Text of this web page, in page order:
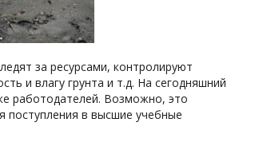
за ресурсами, контролируют
и влагу грунта и т.д. На сегодняшний
работодателей. Возможно, это
поступления в высшие учебные